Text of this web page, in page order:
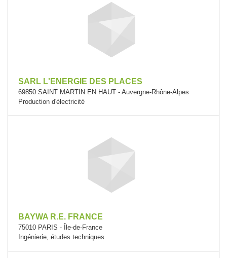
SARL L'ENERGIE DES PLACES
69850 SAINT MARTIN EN HAUT - Auvergne-Rhône-Alpes
Production d'électricité
BAYWA R.E. FRANCE
75010 PARIS - Île-de-France
Ingénierie, études techniques